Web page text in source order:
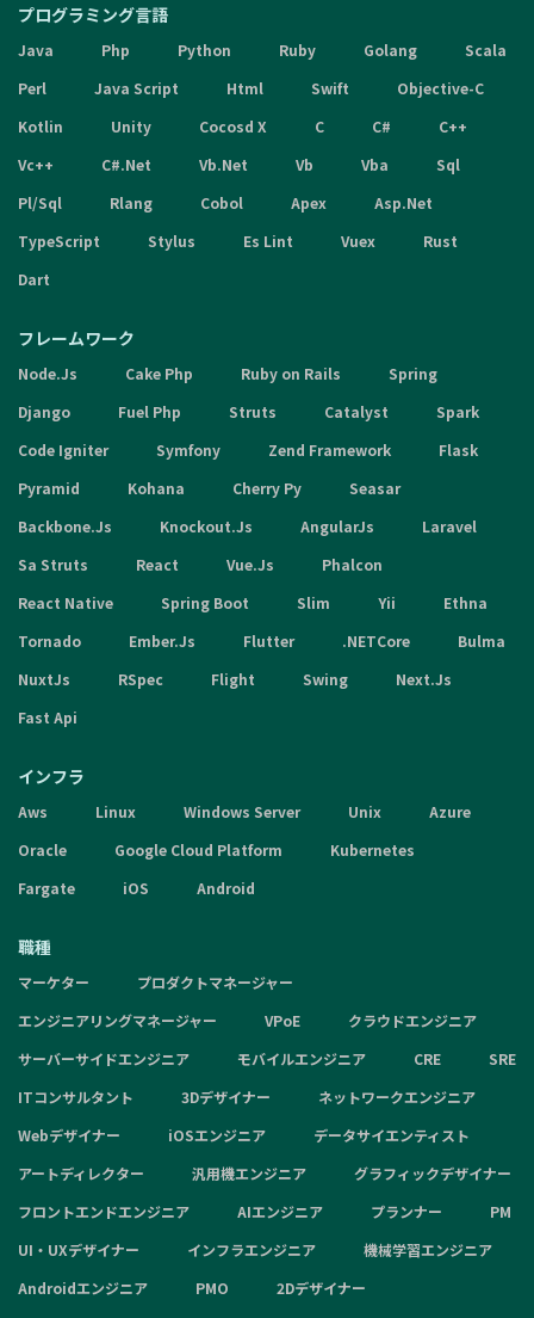
プログラミング言語
Java Php Python Ruby Golang
Scala
Perl
Java Script Html Swift
Objective-C
Kotlin
Unity Cocosd X C C#
C++
Vc++
C#.Net Vb.Net Vb Vba
Sql
Pl/Sql
Rlang Cobol Apex
Asp.Net
TypeScript
Stylus Es Lint Vuex
Rust
Dart
フレームワーク
Node.Js Cake Php Ruby on Rails
Spring
Django
Fuel Php Struts Catalyst
Spark
Code Igniter
Symfony Zend Framework
Flask
Pyramid
Kohana Cherry Py
Seasar
Backbone.Js
Knockout.Js AngularJs
Laravel
Sa Struts
React Vue.Js
Phalcon
React Native
Spring Boot Slim Yii
Ethna
Tornado
Ember.Js Flutter .NETCore
Bulma
NuxtJs
RSpec Flight Swing
Next.Js
Fast Api
インフラ
Aws Linux Windows Server Unix
Azure
Oracle
Google Cloud Platform
Kubernetes
Fargate
iOS Android
職種
マーケター
プロダクトマネージャー
エンジニアリングマネージャー
VPoE
クラウドエンジニア
サーバーサイドエンジニア
モバイルエンジニア CRE
SRE
ITコンサルタント
3Dデザイナー
ネットワークエンジニア
Webデザイナー
iOSエンジニア
データサイエンティスト
アートディレクター
汎用機エンジニア
グラフィックデザイナー
フロントエンドエンジニア
AIエンジニア プランナー
PM
UI・UXデザイナー
インフラエンジニア
機械学習エンジニア
Androidエンジニア
PMO
2Dデザイナー